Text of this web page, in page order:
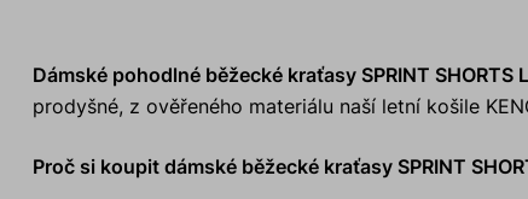
Dámské pohodlné běžecké kraťasy SPRINT SHORTS
prodyšné, z ověřeného materiálu naší letní košile
Proč si koupit dámské běžecké kraťasy SPRINT